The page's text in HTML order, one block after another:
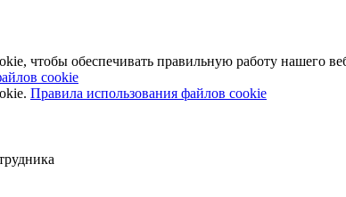
чтобы обеспечивать правильную работу нашего
cookie
Правила использования файлов cookie